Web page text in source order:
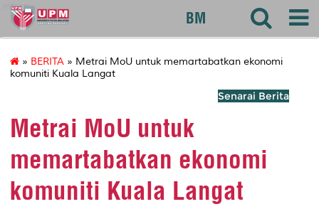
introp
BM
» BERITA » Metrai MoU untuk memartabatkan ekonomi
komuniti Kuala Langat
Senarai Berita
Metrai MoU untuk
memartabatkan ekonomi
komuniti Kuala Langat